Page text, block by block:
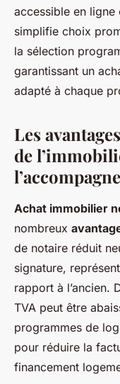
accessible en ligne
simplifie choix
la sélection
garantissant un
adapté à chaque
Les
de
Achat immobilier
nombreux
de notaire réduit
signature,
rapport à l’ancien.
TVA peut être
programmes de
pour réduire la
financement